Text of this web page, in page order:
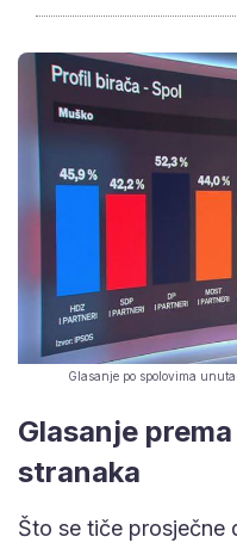
Glasanje po spolovima
Glasanje
stranaka
Što se tiče prosječne